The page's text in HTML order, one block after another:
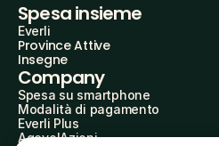
Spesa insieme
Everli
Province Attive
Insegne
Company
Spesa su smartphone
Modalità di pagamento
Everli Plus
AgevolAzioni